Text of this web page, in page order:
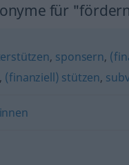
für
, sponsern,
, (finanziell) stützen,